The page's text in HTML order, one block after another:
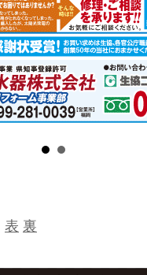
表 裏